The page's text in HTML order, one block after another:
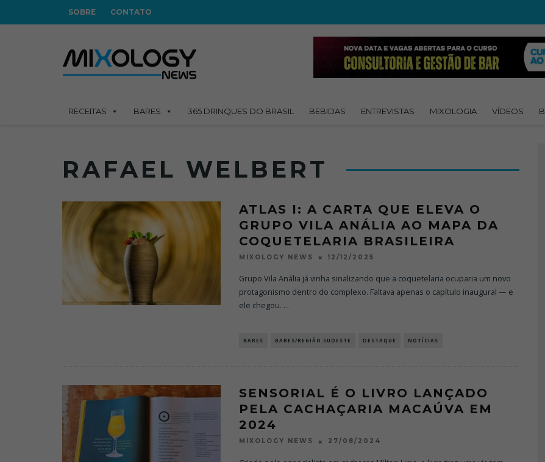
SOBRE CONTATO
RECEITAS BARES 365 DRINQUES DO BRASIL BEBIDAS ENTREVISTAS MIXOLOGIA VÍDEOS
RAFAEL WELBERT
ATLAS I: A CARTA QUE ELEVA O
GRUPO VILA ANÁLIA AO MAPA DA
COQUETELARIA BRASILEIRA
MIXOLOGY NEWS 12/12/2025
Grupo Vila Anália já vinha sinalizando que a coquetelaria ocuparia um novo
protagonismo dentro do complexo. Faltava apenas o capítulo inaugural — e
ele chegou. ...
BARES BARES/REGIÃO SUDESTE DESTAQUE NOTÍCIAS
SENSORIAL É O LIVRO LANÇADO
PELA CACHAÇARIA MACAÚVA EM
2024
MIXOLOGY NEWS 27/08/2024